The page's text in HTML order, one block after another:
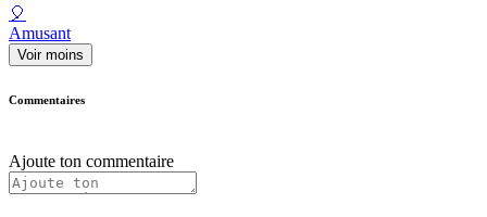
🎈
Amusant
Voir moins
Commentaires
Ajoute ton commentaire